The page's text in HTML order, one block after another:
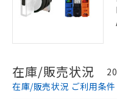
在庫/販売状況
在庫/販売状況 ご利用条件